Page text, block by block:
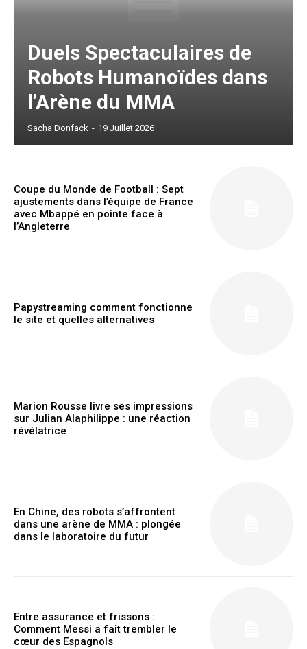
Gratuit / forever
Donec quis est ac felis
Orci varius natoque dolor
Member full access
Etiam est nibh, lobortis sit
Orci varius natoque dolor
Duels Spectaculaires de
Robots Humanoïdes dans
l’Arène du MMA
Sacha Donfack - 19 Juillet 2026
Coupe du Monde de Football : Sept
ajustements dans l’équipe de France
avec Mbappé en pointe face à
l’Angleterre
Papystreaming comment fonctionne
le site et quelles alternatives
Marion Rousse livre ses impressions
sur Julian Alaphilippe : une réaction
révélatrice
En Chine, des robots s’affrontent
dans une arène de MMA : plongée
dans le laboratoire du futur
Entre assurance et frissons :
Comment Messi a fait trembler le
cœur des Espagnols